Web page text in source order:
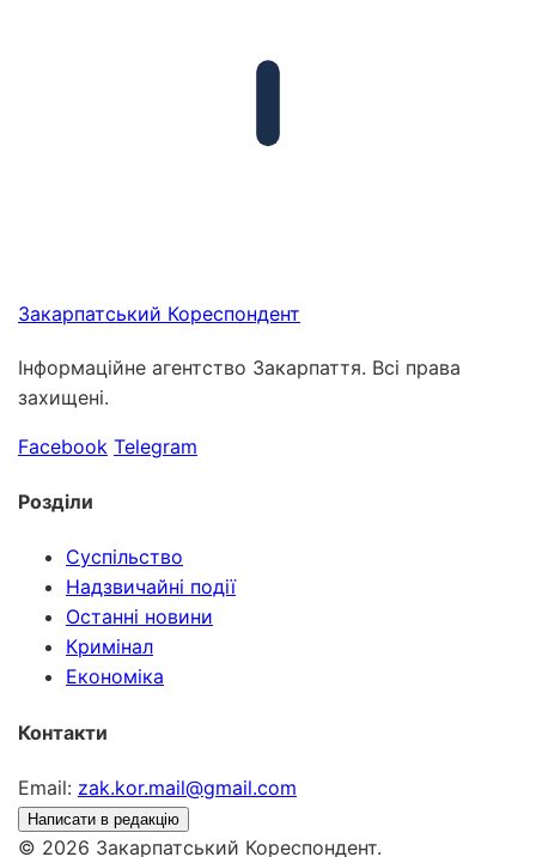
Закарпатський Кореспондент
Інформаційне агентство Закарпаття. Всі права
захищені.
Facebook Telegram
Розділи
Суспільство
Надзвичайні події
Останні новини
Кримінал
Економіка
Контакти
Email: zak.kor.mail@gmail.com
Написати в редакцію
© 2026 Закарпатський Кореспондент.